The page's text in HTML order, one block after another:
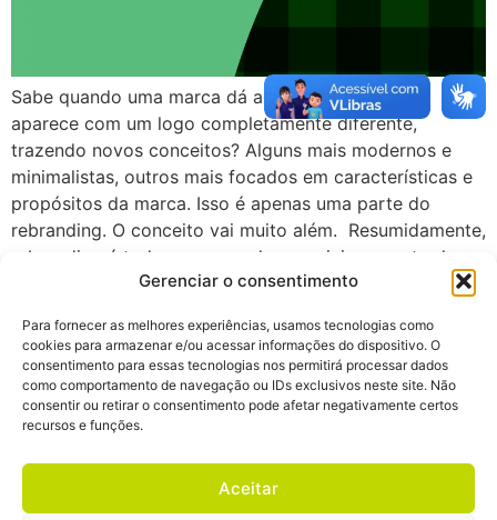
Gerenciar o consentimento
Para fornecer as melhores experiências, usamos tecnologias como
cookies para armazenar e/ou acessar informações do dispositivo. O
consentimento para essas tecnologias nos permitirá processar dados
como comportamento de navegação ou IDs exclusivos neste site. Não
consentir ou retirar o consentimento pode afetar negativamente certos
recursos e funções.
Aceitar
Sabe quando uma marca dá aquela repaginada e
aparece com um logo completamente diferente,
trazendo novos conceitos? Alguns mais modernos e
minimalistas, outros mais focados em características e
propósitos da marca. Isso é apenas uma parte do
rebranding. O conceito vai muito além. Resumidamente,
rebranding é todo processo de reposicionamento de
uma marca no mercado, […]
ZH-CN EN PT ES